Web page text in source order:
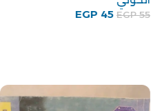
EGP55
EGP 45